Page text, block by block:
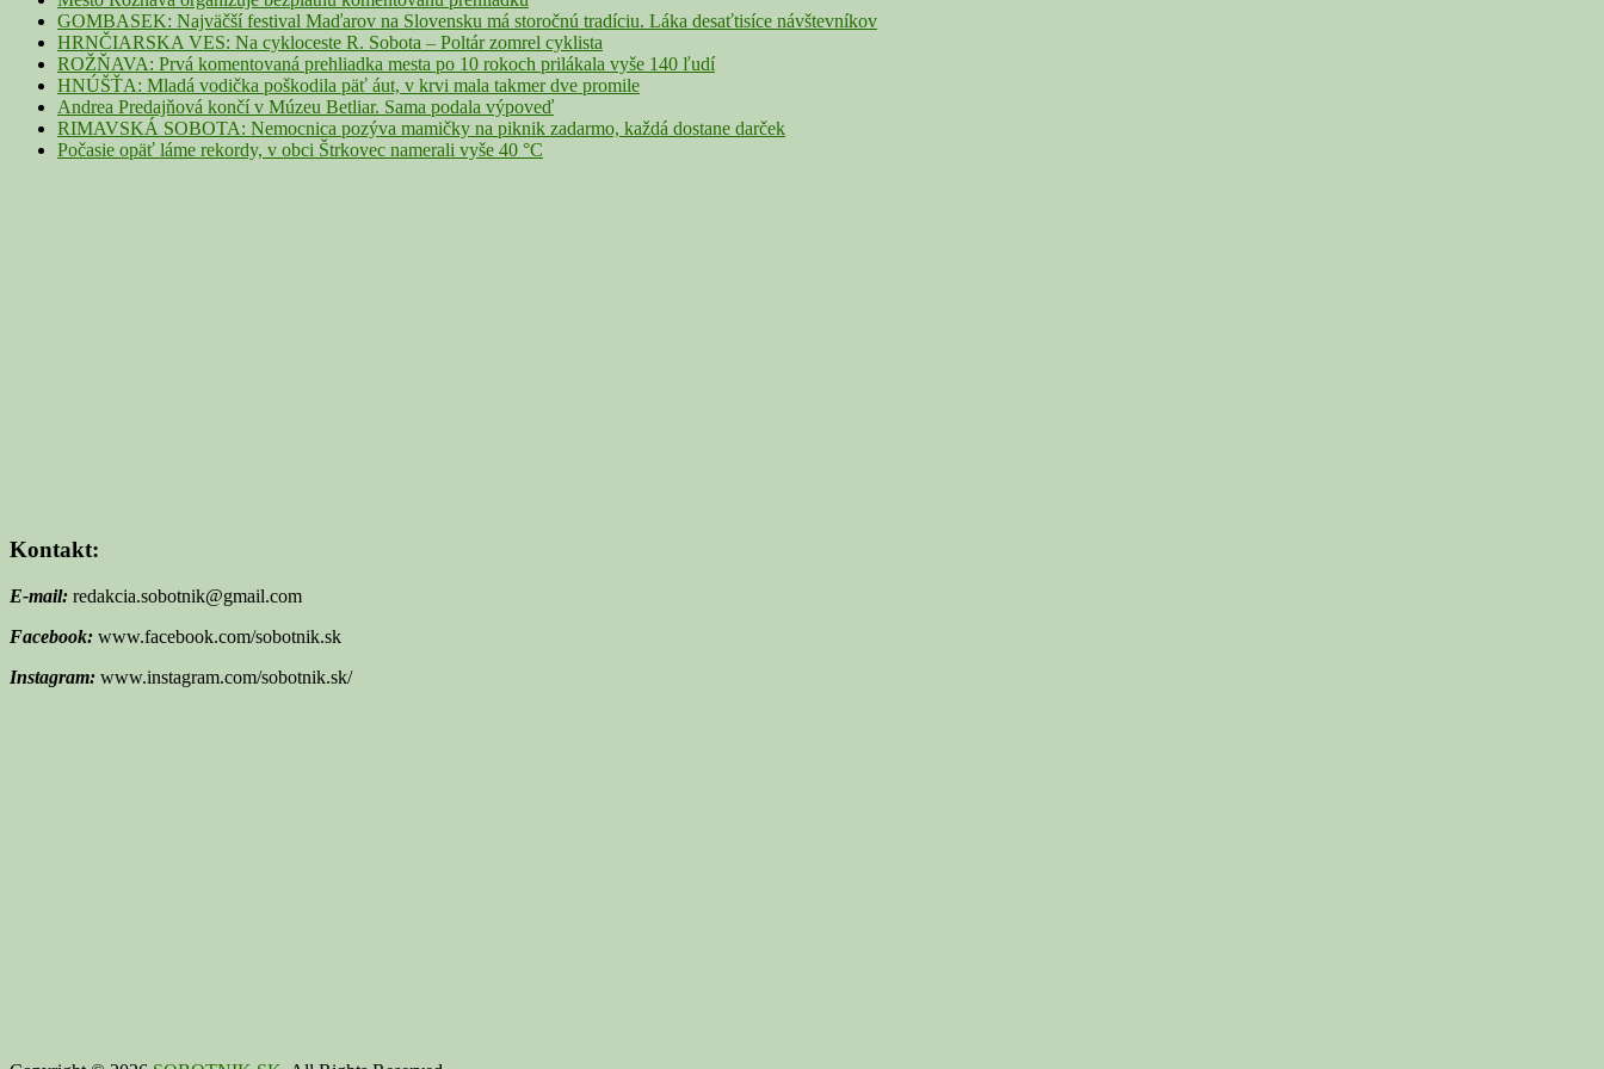
GOMBASEK: Najväčší festival Maďarov na Slovensku má storočnú tradíciu. Láka desaťtisíce návštevníkov
HRNČIARSKA VES: Na cykloceste R. Sobota – Poltár zomrel cyklista
ROŽŇAVA: Prvá komentovaná prehliadka mesta po 10 rokoch prilákala vyše 140 ľudí
HNÚŠŤA: Mladá vodička poškodila päť áut, v krvi mala takmer dve promile
Andrea Predajňová končí v Múzeu Betliar. Sama podala výpoveď
RIMAVSKÁ SOBOTA: Nemocnica pozýva mamičky na piknik zadarmo, každá dostane darček
Počasie opäť láme rekordy, v obci Štrkovec namerali vyše 40 °C
Kontakt:
E-mail: redakcia.sobotnik@gmail.com
Facebook: www.facebook.com/sobotnik.sk
Instagram: www.instagram.com/sobotnik.sk/